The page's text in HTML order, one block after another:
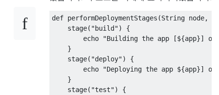
def performDeploymentStages(String node,
    stage("build") {
echo "Building the app [${app}] on
    }
    stage("deploy") {
echo "Deploying the app ${app}] on
    }
    stage("test") {